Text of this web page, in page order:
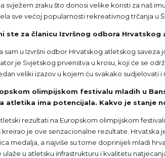
svježem zraku što donosi velike koristi za naš
sve većoj popularnosti rekreativnog trčanja u
ste za članicu Izvršnog odbora
sam u Izvršni odbor Hrvatskog atletskog saveza
je Svjetskog prvenstva u krosu, koji će se
veliki izazov u kojem ću svakako
olimpijskom festivalu mladih u
atletika ima potencijala. Kakvo je stanje
rezultati na Europskom olimpijskom
kreirao je ove senzacionalne rezultate. Hrvatska
medalja, a najviše su tome doprinijeli mladi
ulaže u atletsku infrastrukturu i kvalitetu